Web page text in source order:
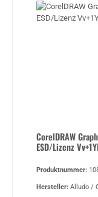
CorelDRAW
ESD/Lizenz
Produktnummer:
Hersteller: Alludo /